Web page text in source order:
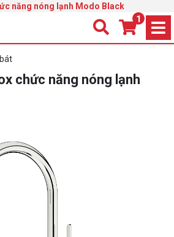
năng nóng lạnh Modo Black
1
chức năng nóng lạnh